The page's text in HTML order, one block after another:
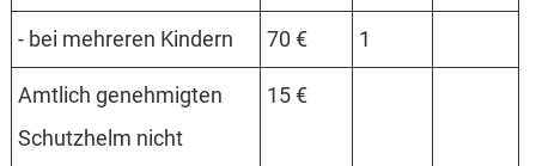
- bei mehreren Kindern 70 € 1
Amtlich genehmigten
Schutzhelm nicht
15 €